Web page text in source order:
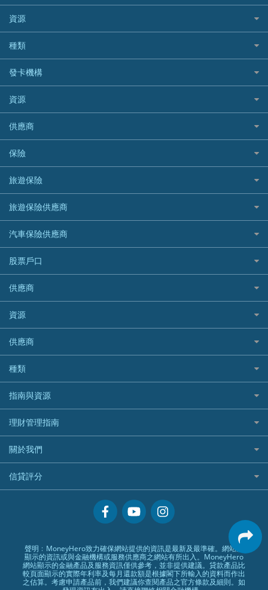
稅季/稅務貸款
網上貸款
結餘轉戶(清卡數貸款)
銀行貸款
財務公司貸款
免入息貸款
免TU貸款
急借錢
緊急貸款比較
最佳小額貸款比較
易批必批貸款
24小時貸款
最佳循環貸款
BEA 東亞銀行
BOC 中國銀行
Cashing Pro 優尚信貸
CCB(Asia) 中國建設銀行 (亞洲)
Citibank 花旗銀行
CNCBI 信銀國際
CreFIT 維信
DBS 星展銀行
DSB 大新銀行
HSBC 滙豐銀行貸款
K Cash 貸款
Mox 銀行
National Resources 中潤物業按揭
OCBC 華僑銀行
PrimeCredit 安信信貸
Promise 邦民日本財務
Rabbit Credit月兔信貸
Standard Chartered 渣打銀行
UA 亞洲聯合財務
WeLab Bank
WeLend 貸款
資源
如何申請個人貸款
如何管理個人貸款
個人貸款有用資訊
清卡數貸款教學
循環貸款教學
個人化貸款產品推介 🔥全新
債務重組一覽
供樓利息扣稅
最佳貸款app
種類
網購優惠
精選外幣網購信用卡
尊尚信用卡
公司信用卡
電子錢包信用卡
日本遊信用卡攻略
韓國遊信用卡攻略
台灣遊信用卡攻略
機場貴賓室信用卡
銀聯信用卡
高獎賞信用卡推薦
酒店信用卡
發卡機構
Citibank花旗銀行
AE美國運通
DBS星展銀行
HSBC滙豐銀行
Mox
信銀國際
大新銀行
恒生銀行
Standard Chartered渣打銀行
東亞銀行
SIM
Airwallex信用卡
資源
Black Friday優惠
淘寶付款方式
一田購物優惠日
SOGO感謝祭
HKTVmall優惠碼
交稅優惠
酒店優惠碼
機票優惠碼
供應商
八達通自動增值信用卡
保險
旅遊保險
汽車保險
家居保險
家傭保險
寵物保險
定期人壽保險
危疾保險
年金資訊
樓宇火險
旅遊保險
日本旅遊保險及資訊
泰國旅遊保險及資訊
台灣旅遊保險及資訊
韓國旅遊保險及資訊
歐洲旅遊保險及資訊
越南旅遊保險及資訊
澳洲旅遊保險及資訊
長者嘆世界
家庭親子遊
自駕遊比較
相機有得保
專為孕婦設計的最佳旅遊保險
最佳滑雪旅遊保險
最適合BB的旅遊保險
旅遊保險供應商
AXA 安盛
AIG 美亞
Allianz 安聯
Allied World 世聯
Avo
中國銀行
Bolttech 保特
Blue Cross 藍十字
中國平安
HSBC滙豐銀行
MSIG 三井住友
Prudential 保誠
QBE 昆士蘭
Starr
汽車保險供應商
大新汽車保險
中銀汽車保險
Allianz安聯汽車保險
bolttech保障汽車保險
Zurich蘇黎世汽車保險
QBE昆士蘭汽車保險
平安汽車保險
股票戶口
富途證券
IB盈透證券
老虎證券
uSMART 盈立證券
華盛証券
長橋證券
WeBull微牛證券
漲樂全球通｜華泰國際
OSL
供應商
富途牛牛好唔好？
Webull微牛證券好唔好？
Longbridge長橋證券好唔好？
老虎證券好唔好？
華盛証券好唔好？
漲樂全球通好唔好？
IB盈透證券好唔好？
盈立證券 uSMART 好唔好？
Stashaway好唔好？
資源
股票戶口開戶
證券行邊間好？
港股5隻高息ETF精選
什麼是ETF？
香港30大高息股排行
黃金ETF懶人包
最值得注意的比特幣ETF
選股策略：五步調查攻略
供應商
銀行戶口比較
尊尚銀行戶口
Citi Plus
中信銀行inMotion
Airwallex銀行
種類
定期存款
港元定存
人民幣定存
美元定存
英鎊定存
澳元定存
指南與資源
理財資訊
識慳識賺
債務管理
投資理財
置業安居
專欄文章
理財管理指南
常用相關詞彙
MoneyHero電子報
所有合作銀行或機構
關於我們
服務承諾
網上支援
常見問題
條款及細則
編輯守則
信貸評分
聲明﹕MoneyHero致力確保網站提供的資訊是最新及最準確。網站所
顯示的資訊或與金融機構或服務供應商之網站有所出入。MoneyHero
網站顯示的金融產品及服務資訊僅供參考，並非提供建議。貸款產品比
較頁面顯示的實際年利率及每月還款額是根據閣下所輸入的資料而作出
之估算。考慮申請產品前，我們建議你查閱產品之官方條款及細則。如